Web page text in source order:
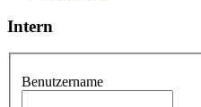
Intern
Benutzername